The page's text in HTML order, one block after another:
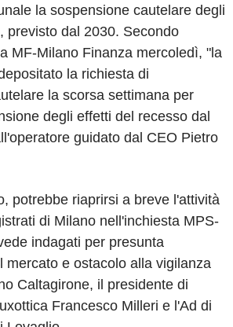
la sospensione cautelare degli
previsto dal 2030. Secondo
MF-Milano Finanza mercoledì, "la
la richiesta di
la scorsa settimana per
degli effetti del recesso dal
guidato dal CEO Pietro
potrebbe riaprirsi a breve l'attività
di Milano nell'inchiesta MPS-
indagati per presunta
mercato e ostacolo alla vigilanza
Caltagirone, il presidente di
Francesco Milleri e l'Ad di